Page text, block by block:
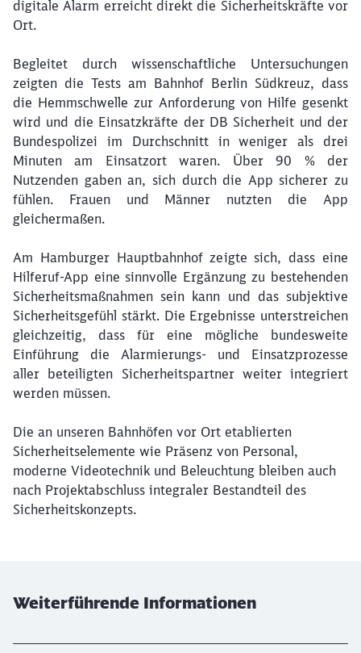
digitale Alarm erreicht direkt die Sicherheitskräfte vor
Ort.
Begleitet durch wissenschaftliche Untersuchungen
zeigten die Tests am Bahnhof Berlin Südkreuz, dass
die Hemmschwelle zur Anforderung von Hilfe gesenkt
wird und die Einsatzkräfte der DB Sicherheit und der
Bundespolizei im Durchschnitt in weniger als drei
Minuten am Einsatzort waren. Über 90 % der
Nutzenden gaben an, sich durch die App sicherer zu
fühlen. Frauen und Männer nutzten die App
gleichermaßen.
Am Hamburger Hauptbahnhof zeigte sich, dass eine
Hilferuf-App eine sinnvolle Ergänzung zu bestehenden
Sicherheitsmaßnahmen sein kann und das subjektive
Sicherheitsgefühl stärkt. Die Ergebnisse unterstreichen
gleichzeitig, dass für eine mögliche bundesweite
Einführung die Alarmierungs- und Einsatzprozesse
aller beteiligten Sicherheitspartner weiter integriert
werden müssen.
Die an unseren Bahnhöfen vor Ort etablierten
Sicherheitselemente wie Präsenz von Personal,
moderne Videotechnik und Beleuchtung bleiben auch
nach Projektabschluss integraler Bestandteil des
Sicherheitskonzepts.
Weiterführende Informationen
Möchten Sie zuweitergeleitet
werden?
Abbrechen Weiter